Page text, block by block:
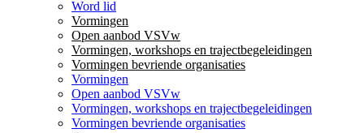
Word lid
Vormingen
Open aanbod VSVw
Vormingen, workshops en trajectbegeleidingen
Vormingen bevriende organisaties
Vormingen
Open aanbod VSVw
Vormingen, workshops en trajectbegeleidingen
Vormingen bevriende organisaties